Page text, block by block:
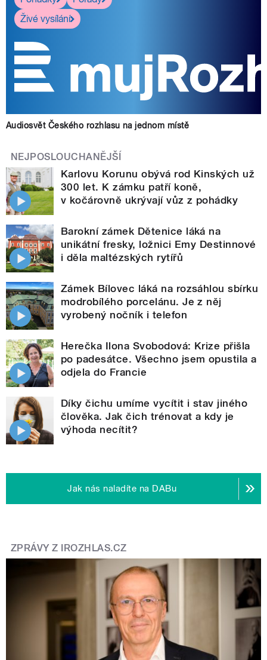
Živé vysílání
Audiosvět Českého rozhlasu na jednom místě
NEJPOSLOUCHANĚJŠÍ
Karlovu Korunu obývá rod Kinských už
300 let. K zámku patří koně,
v kočárovně ukrývají vůz z pohádky
Barokní zámek Dětenice láká na
unikátní fresky, ložnici Emy Destinnové
i děla maltézských rytířů
Zámek Bílovec láká na rozsáhlou sbírku
modrobílého porcelánu. Je z něj
vyrobený nočník i telefon
Herečka Ilona Svobodová: Krize přišla
po padesátce. Všechno jsem opustila a
odjela do Francie
Díky čichu umíme vycítit i stav jiného
člověka. Jak čich trénovat a kdy je
výhoda necítit?
Jak nás naladíte na DABu
ZPRÁVY Z IROZHLAS.CZ